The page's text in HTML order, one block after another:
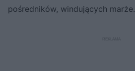
pośredników, windujących marże.